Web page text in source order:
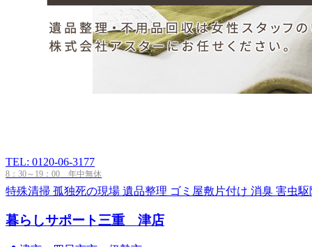
TEL: 0120-06-3177
8：30～19：00 年中無休
特殊清掃 孤独死の現場 遺品整理 ゴミ屋敷片付け 消臭 害虫駆
暮らしサポート三重 津店